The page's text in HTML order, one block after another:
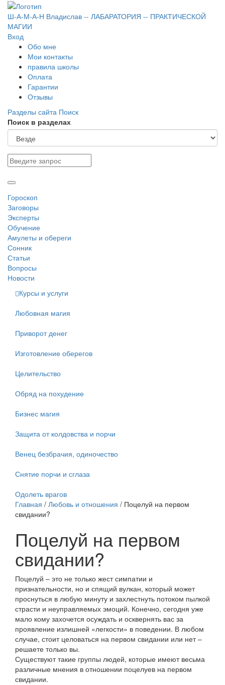
Ш-А-М-А-Н Владислав -- ЛАБАРАТОРИЯ -- ПРАКТИЧЕСКОЙ
МАГИИ
Вход
Обо мне
Мои контакты
правила школы
Оплата
Гарантии
Отзывы
Разделы сайта Поиск
Поиск в разделах
Гороскоп
Заговоры
Эксперты
Обучение
Амулеты и обереги
Сонник
Статьи
Вопросы
Новости
Курсы и услуги
Любовная магия
Приворот денег
Изготовление оберегов
Целительство
Обряд на похудение
Бизнес магия
Защита от колдовства и порчи
Венец безбрачия, одиночество
Снятие порчи и сглаза
Одолеть врагов
Главная / Любовь и отношения / Поцелуй на первом
свидании?
Поцелуй на первом
свидании?
Поцелуй – это не только жест симпатии и
признательности, но и спящий вулкан, который может
проснуться в любую минуту и захлестнуть потоком пылкой
страсти и неуправляемых эмоций. Конечно, сегодня уже
мало кому захочется осуждать и осквернять вас за
проявление излишней «легкости» в поведении. В любом
случае, стоит целоваться на первом свидании или нет –
решаете только вы.
Существуют такие группы людей, которые имеют весьма
различные мнения в отношении поцелуев на первом
свидании.